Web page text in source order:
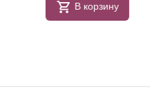
В корзину